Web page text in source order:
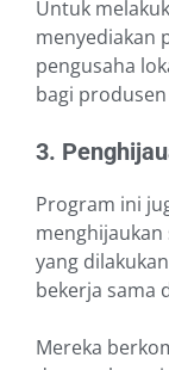
Untuk
menyediakan
pengusaha
bagi produsen
3.
Program ini
yang
bekerja sama
Mereka